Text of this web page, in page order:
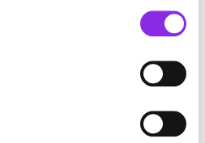
raphael-holzer.weblocator.de